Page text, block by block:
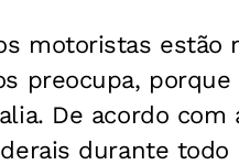
motoristas estão
preocupa,
De acordo
durante todo